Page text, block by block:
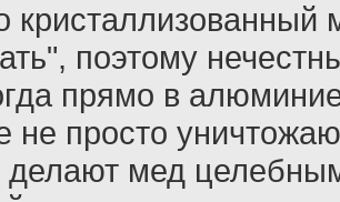
кристаллизованный
поэтому
прямо в
не просто
делают мед